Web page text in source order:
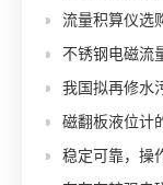
流量积算仪选
不锈钢电磁流
我国拟再修水
磁翻板液位计
稳定可靠，操